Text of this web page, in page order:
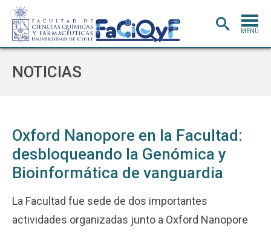
MENÚ
INVESTIGACIÓN E INNOVACIÓN
EXTENSIÓN Y VINCULACIÓN
BIBLIOTECA
DEPARTAMENTOS
NOTICIAS
Oxford Nanopore en la Facultad:
desbloqueando la Genómica y
Bioinformática de vanguardia
La Facultad fue sede de dos importantes
actividades organizadas junto a Oxford Nanopore